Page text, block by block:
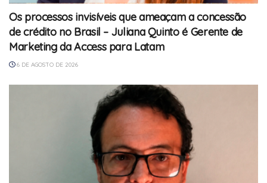
Os processos invisíveis que ameaçam a concessão
de crédito no Brasil – Juliana Quinto é Gerente de
Marketing da Access para Latam
6 DE AGOSTO DE 2026